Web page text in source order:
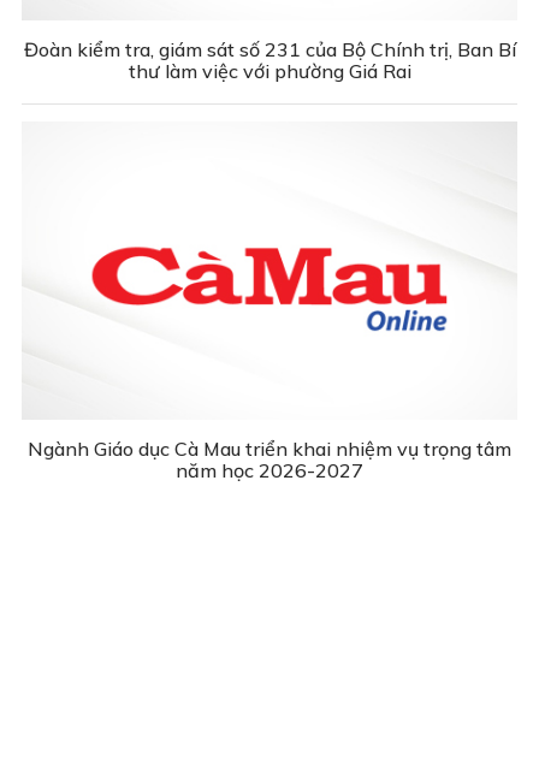
Đoàn kiểm tra, giám sát số 231 của Bộ Chính trị, Ban Bí
thư làm việc với phường Giá Rai
Ngành Giáo dục Cà Mau triển khai nhiệm vụ trọng tâm
năm học 2026-2027